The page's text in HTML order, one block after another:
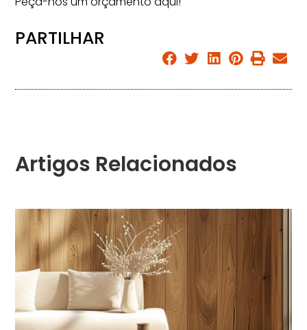
PARTILHAR
Artigos Relacionados